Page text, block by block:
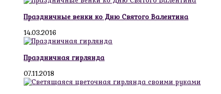
Праздничные венки ко Дню Святого Валентина
14.03.2016
Праздничная гирлянда
07.11.2018